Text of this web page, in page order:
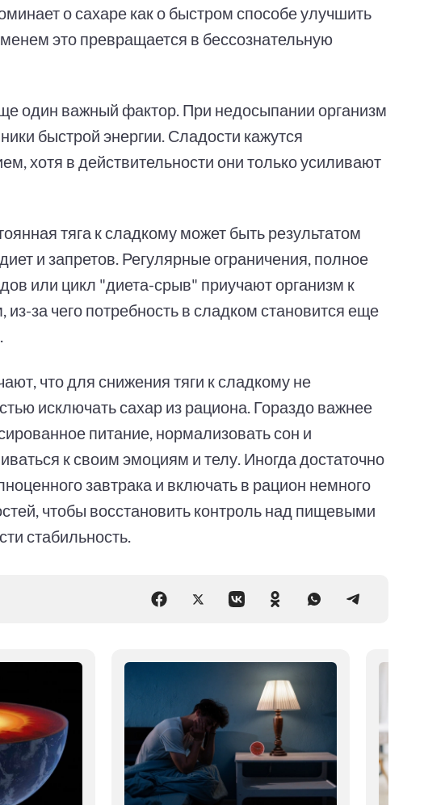
о сахаре как о быстром способе улучшить
это превращается в бессознательную
один важный фактор. При недосыпании организм
быстрой энергии. Сладости кажутся
хотя в действительности они только усиливают
тяга к сладкому может быть результатом
и запретов. Регулярные ограничения, полное
или цикл "диета-срыв" приучают организм к
из-за чего потребность в сладком становится еще
что для снижения тяги к сладкому не
исключать сахар из рациона. Гораздо важнее
питание, нормализовать сон и
к своим эмоциям и телу. Иногда достаточно
завтрака и включать в рацион немного
чтобы восстановить контроль над пищевыми
стабильность.